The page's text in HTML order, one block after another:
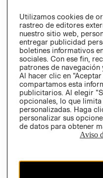
Chile ($)
Utilizamos cookies de
rastreo de editores
nuestro sitio web,
entregar publicidad
boletines informativos
sociales. Con ese fin,
patrones de
Al hacer clic en
compartamos esta
publicitarios. Al elegir
opcionales, lo que
personalizadas. Haga
personalizar sus
de datos para obtener
Aviso